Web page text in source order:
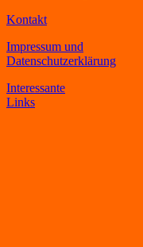
Kontakt
Impressum und
Datenschutzerklärung
Interessante
Links